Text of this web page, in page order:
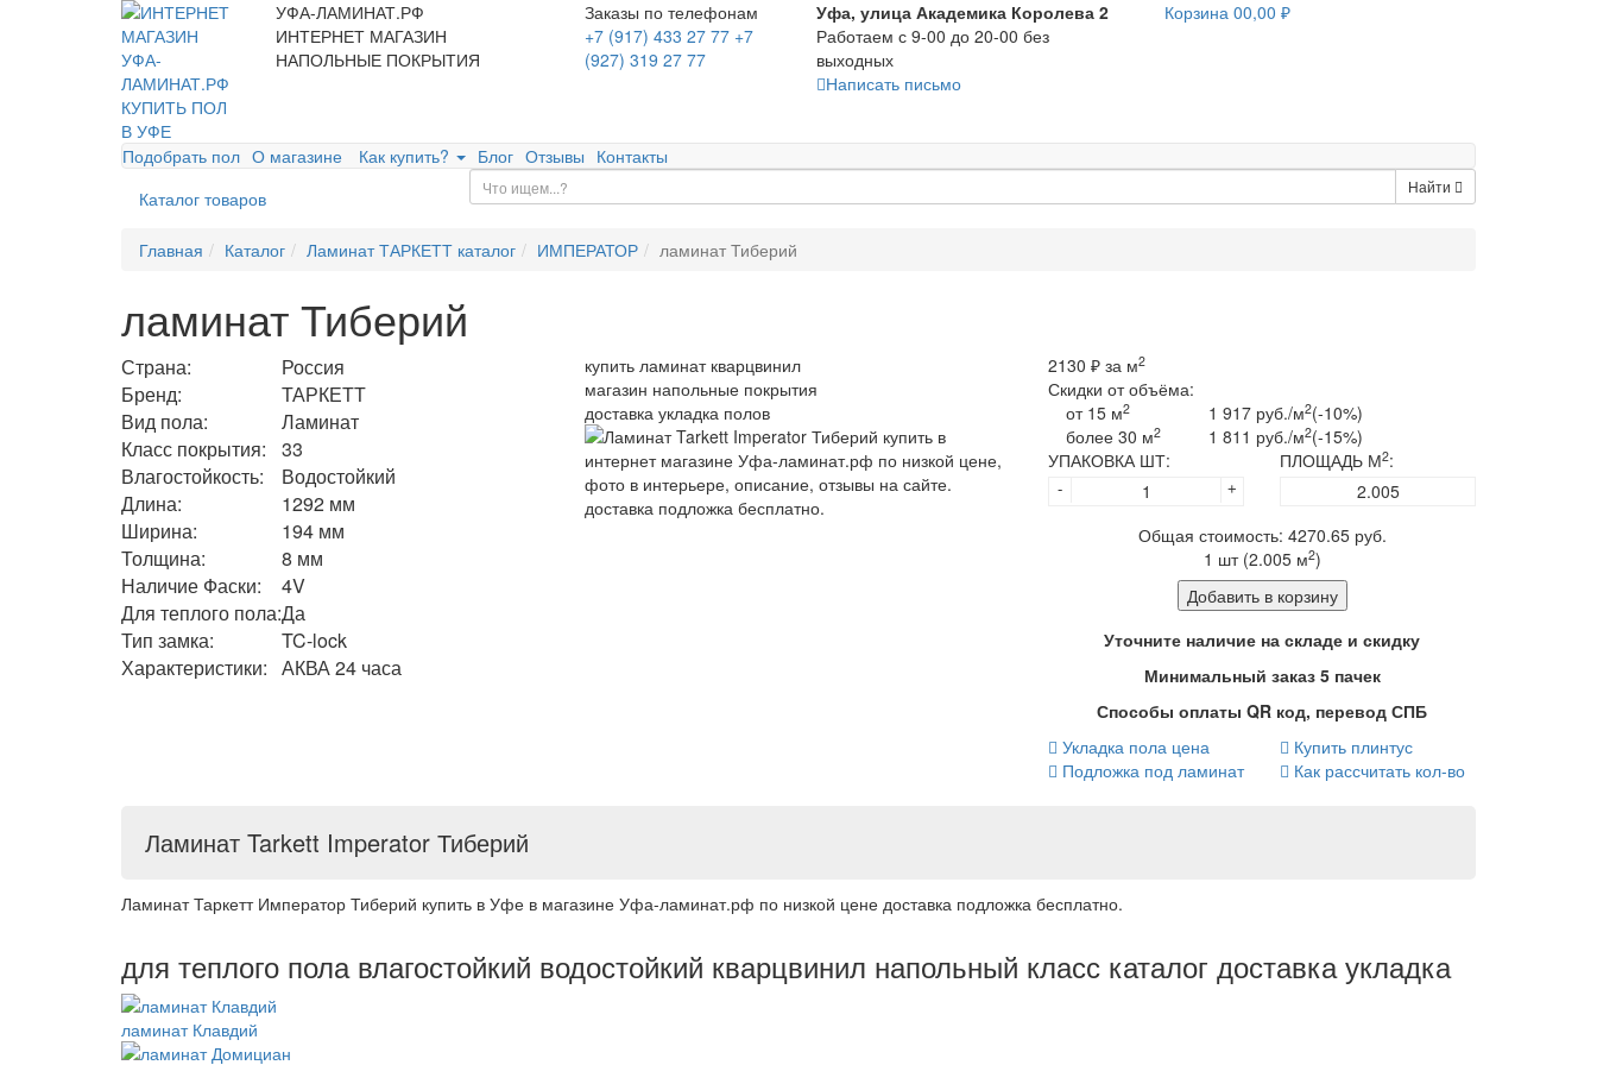
УФА-ЛАМИНАТ.РФ
ИНТЕРНЕТ МАГАЗИН
НАПОЛЬНЫЕ ПОКРЫТИЯ
Заказы по телефонам
+7 (917) 433 27 77 +7
(927) 319 27 77
Уфа, улица Академика Королева 2
Работаем с 9-00 до 20-00 без
выходных
Написать письмо
Корзина 00,00 ₽
Подобрать пол О магазине Как купить? Блог Отзывы Контакты
Каталог товаров
Найти
Главная Каталог Ламинат ТАРКЕТТ каталог ИМПЕРАТОР ламинат Тиберий
ламинат Тиберий
Страна:
Россия
Бренд:
ТАРКЕТТ
Вид пола:
Ламинат
Класс покрытия:
33
Влагостойкость:
Водостойкий
Длина:
1292 мм
Ширина:
194 мм
Толщина:
8 мм
Наличие Фаски:
4V
Для теплого пола:Да
Тип замка:
TC-lock
Характеристики: АКВА 24 часа
купить ламинат кварцвинил
магазин напольные покрытия
доставка укладка полов
2130 ₽ за м2
Скидки от объёма:
от 15 м2 1 917 руб./м2(-10%)
более 30 м2 1 811 руб./м2(-15%)
УПАКОВКА ШТ:
+
-
ПЛОЩАДЬ М2:
Общая стоимость: 4270.65руб.
1 шт (2.005м2)
Добавить в корзину
Уточните наличие на складе и скидку
Минимальный заказ 5 пачек
Способы оплаты QR код, перевод СПБ
Укладка пола цена
Купить плинтус
Подложка под ламинат
Как рассчитать кол-во
Ламинат Tarkett Imperator Тиберий
Ламинат Таркетт Император Тиберий купить в Уфе в магазине Уфа-ламинат.рф по низкой цене доставка подложка бесплатно.
для теплого пола влагостойкий водостойкий кварцвинил напольный класс каталог доставка укладка
ламинат Клавдий